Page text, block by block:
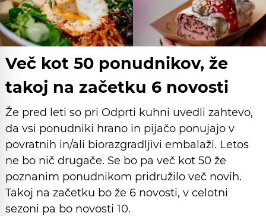
Več kot 50 ponudnikov, že
takoj na začetku 6 novosti
Že pred leti so pri Odprti kuhni uvedli zahtevo,
da vsi ponudniki hrano in pijačo ponujajo v
povratnih in/ali biorazgradljivi embalaži. Letos
ne bo nič drugače. Se bo pa več kot 50 že
poznanim ponudnikom pridružilo več novih.
Takoj na začetku bo že 6 novosti, v celotni
sezoni pa bo novosti 10.